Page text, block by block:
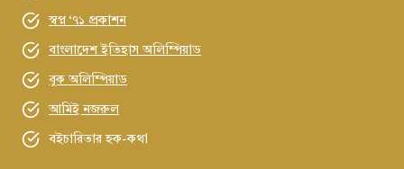
স্বপ্ন ‘৭১ প্রকাশন
বাংলাদেশ ইতিহাস অলিম্পিয়াড
বুক অলিম্পিয়াড
আমিই নজরুল
বইচারিতার হক-কথা